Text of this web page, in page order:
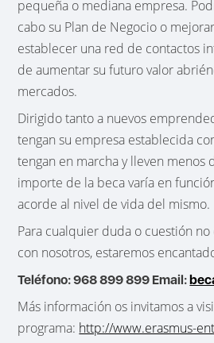
pequeña o mediana empresa.
cabo su Plan de Negocio o
establecer una red de contactos
de aumentar su futuro valor
mercados.
Dirigido tanto a nuevos
tengan su empresa establecida
tengan en marcha y lleven menos
importe de la beca varía en
acorde al nivel de vida del mismo.
Para cualquier duda o cuestión
con nosotros, estaremos
Teléfono: 968 899 899 Email:
Más información os invitamos a
programa: http://www.erasmus-